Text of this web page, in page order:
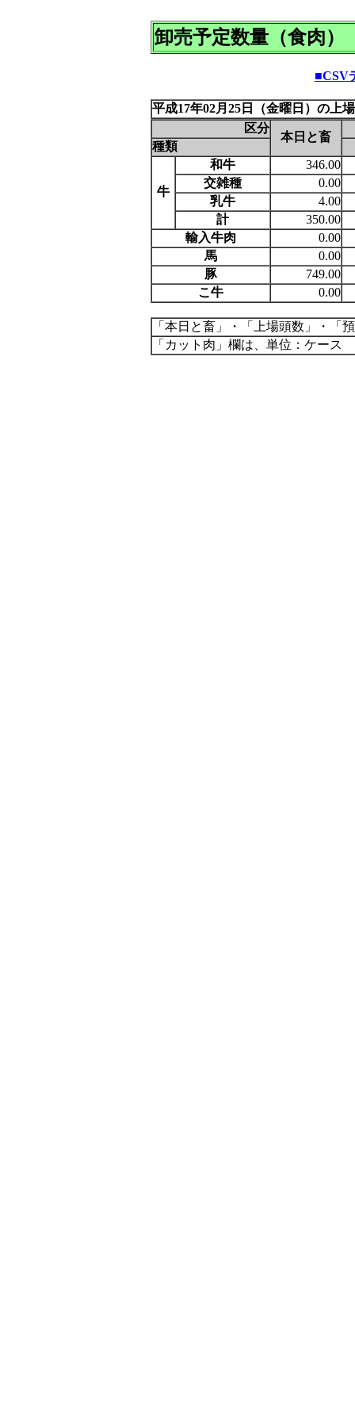
卸売予定数量（食肉）
■CSV
平成17年02月25日（金曜日）の上
区分
本日と畜
種類
牛
和牛
346.00
交雑種
0.00
乳牛
4.00
計
350.00
輸入牛肉
0.00
馬
0.00
豚
749.00
こ牛
0.00
「本日と畜」・「上場頭数」・「
「カット肉」欄は、単位：ケース